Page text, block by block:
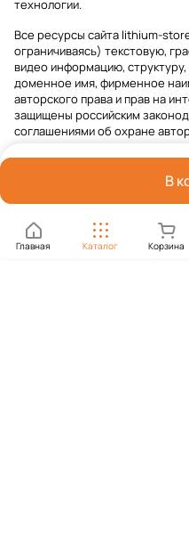
В
Главная Каталог Корзина
технологии.
Все ресурсы сайта lithium-
ограничиваясь) текстовую,
видео информацию,
доменное имя, фирменное
авторского права и прав на
защищены российским
соглашениями об охране